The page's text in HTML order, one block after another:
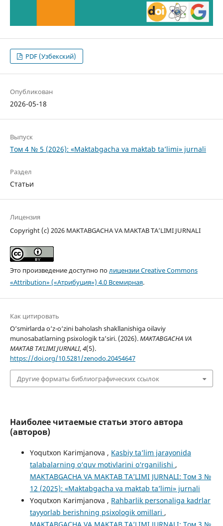
PDF (Узбекский)
Опубликован
2026-05-18
Выпуск
Том 4 № 5 (2026): «Maktabgacha va maktab ta’limi» jurnali
Раздел
Статьи
Лицензия
Copyright (c) 2026 MAKTABGACHA VA MAKTAB TA’LIMI JURNALI
Это произведение доступно полицензии Creative Commons
«Attribution» («Атрибуция») 4.0 Всемирная.
Как цитировать
O‘smirlarda o‘z-o‘zini baholash shakllanishiga oilaviy
munosabatlarning psixologik ta’siri. (2026).MAKTABGACHA VA
MAKTAB TA’LIMI JURNALI,4(5).
https://doi.org/10.5281/zenodo.20454647
Другие форматы библиографических ссылок
Наиболее читаемые статьи этого автора
(авторов)
Yoqutxon Karimjanova , Kasbiy ta’lim jarayonida
talabalarning o‘quv motivlarini o‘rganilishi ,
MAKTABGACHA VA MAKTAB TA’LIMI JURNALI: Том 3 №
12 (2025): «Maktabgacha va maktab ta’limi» jurnali
Yoqutxon Karimjanova , Rahbarlik personaliga kadrlar
tayyorlab berishning psixologik omillari ,